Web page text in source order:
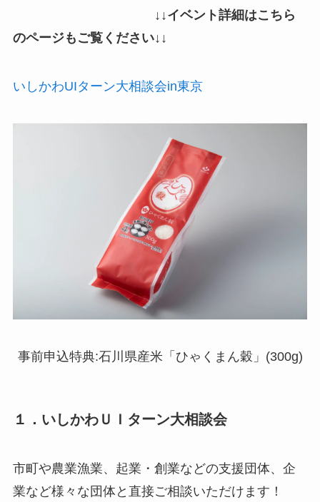
↓↓イベント詳細はこちら
のページもご覧ください↓↓
いしかわUIターン大相談会in東京
事前申込特典:石川県産米「ひゃくまん穀」(300g)
１．いしかわＵＩターン大相談会
市町や農業漁業、起業・創業などの支援団体、企
業など様々な団体と直接ご相談いただけます！